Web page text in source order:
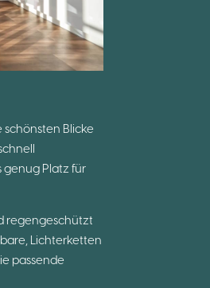
schönsten Blicke
Platz für
regengeschützt
Lichterketten
passende